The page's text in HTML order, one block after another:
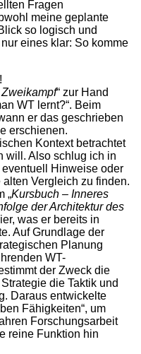
Fragen
meine geplante
so logisch und
eines klar: So komme
Zweikampf“ zur Hand
WT lernt?“. Beim
er das geschrieben
erschienen.
Kontext betrachtet
will. Also schlug ich in
Hinweise oder
Vergleich zu finden.
„Kursbuch – Inneres
der Architektur des
was er bereits in
Auf Grundlage der
Planung
WT-
der Zweck die
die Taktik und
Daraus entwickelte
Fähigkeiten“, um
Forschungsarbeit
reine Funktion hin